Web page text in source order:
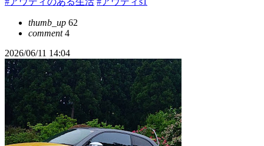
thumb_up 62
comment4
2026/06/11 14:04